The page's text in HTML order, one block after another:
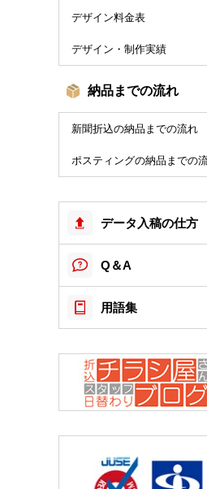
デザイン料金表
デザイン・制作実績
納品までの流れ
新聞折込の納品までの流れ
ポスティングの納品までの
データ入稿の仕方
Q＆A
用語集